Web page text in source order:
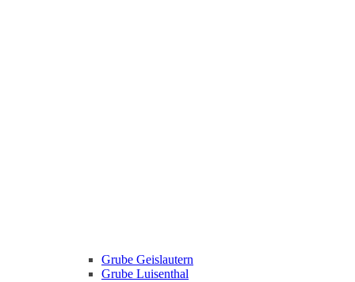
Grube Geislautern
Grube Luisenthal